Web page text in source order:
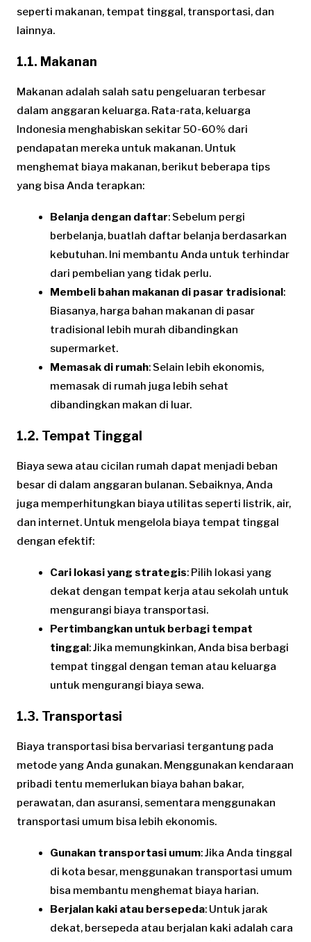
seperti makanan, tempat tinggal, transportasi, dan
lainnya.
1.1. Makanan
Makanan adalah salah satu pengeluaran terbesar
dalam anggaran keluarga. Rata-rata, keluarga
Indonesia menghabiskan sekitar 50-60% dari
pendapatan mereka untuk makanan. Untuk
menghemat biaya makanan, berikut beberapa tips
yang bisa Anda terapkan:
Belanja dengan daftar: Sebelum pergi
berbelanja, buatlah daftar belanja berdasarkan
kebutuhan. Ini membantu Anda untuk terhindar
dari pembelian yang tidak perlu.
Membeli bahan makanan di pasar tradisional:
Biasanya, harga bahan makanan di pasar
tradisional lebih murah dibandingkan
supermarket.
Memasak di rumah: Selain lebih ekonomis,
memasak di rumah juga lebih sehat
dibandingkan makan di luar.
1.2. Tempat Tinggal
Biaya sewa atau cicilan rumah dapat menjadi beban
besar di dalam anggaran bulanan. Sebaiknya, Anda
juga memperhitungkan biaya utilitas seperti listrik, air,
dan internet. Untuk mengelola biaya tempat tinggal
dengan efektif:
Cari lokasi yang strategis: Pilih lokasi yang
dekat dengan tempat kerja atau sekolah untuk
mengurangi biaya transportasi.
Pertimbangkan untuk berbagi tempat
tinggal: Jika memungkinkan, Anda bisa berbagi
tempat tinggal dengan teman atau keluarga
untuk mengurangi biaya sewa.
1.3. Transportasi
Biaya transportasi bisa bervariasi tergantung pada
metode yang Anda gunakan. Menggunakan kendaraan
pribadi tentu memerlukan biaya bahan bakar,
perawatan, dan asuransi, sementara menggunakan
transportasi umum bisa lebih ekonomis.
Gunakan transportasi umum: Jika Anda tinggal
di kota besar, menggunakan transportasi umum
bisa membantu menghemat biaya harian.
Berjalan kaki atau bersepeda: Untuk jarak
dekat, bersepeda atau berjalan kaki adalah cara